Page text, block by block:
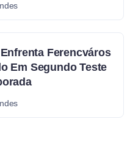
Ferencváros
Em Segundo Teste